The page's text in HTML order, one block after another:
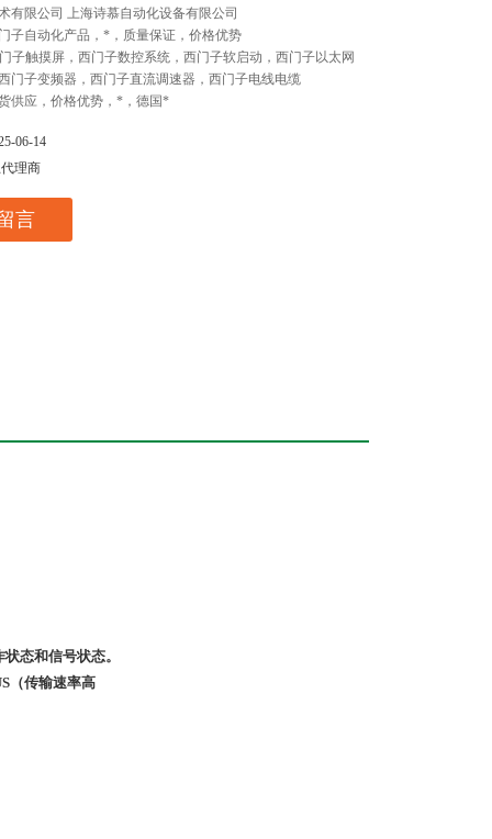
有限公司 上海诗慕自动化设备有限公司
子自动化产品，*，质量保证，价格优势
子触摸屏，西门子数控系统，西门子软启动，西门子以太网
门子变频器，西门子直流调速器，西门子电线电缆
供应，价格优势，*，德国*
06-14
理商
言
态和信号状态。
（传输速率高